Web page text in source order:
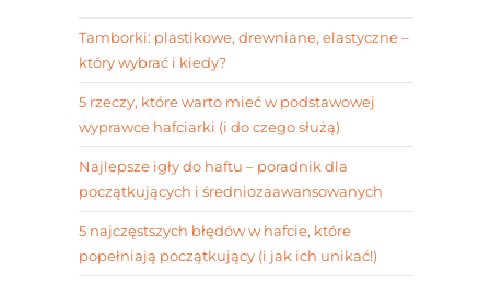
Tamborki: plastikowe, drewniane, elastyczne –
który wybrać i kiedy?
5 rzeczy, które warto mieć w podstawowej
wyprawce hafciarki (i do czego służą)
Najlepsze igły do haftu – poradnik dla
początkujących i średniozaawansowanych
5 najczęstszych błędów w hafcie, które
popełniają początkujący (i jak ich unikać!)